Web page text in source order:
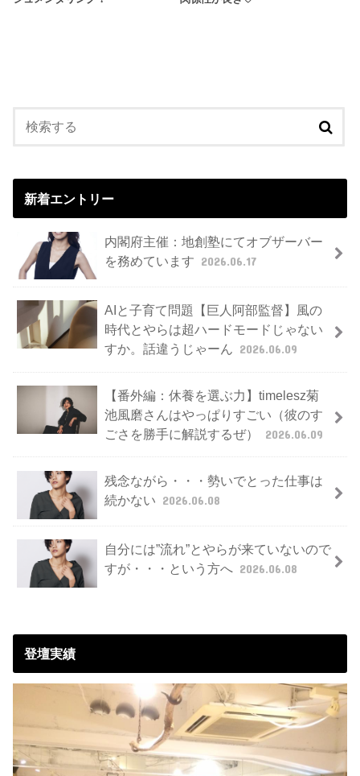
新着エントリー
内閣府主催：地創塾にてオブザーバー
を務めています 2026.06.17
AIと子育て問題【巨人阿部監督】風の
時代とやらは超ハードモードじゃない
すか。話違うじゃーん 2026.06.09
【番外編：休養を選ぶ力】timelesz菊
池風磨さんはやっぱりすごい（彼のす
ごさを勝手に解説するぜ）
2026.06.09
残念ながら・・・勢いでとった仕事は
続かない 2026.06.08
自分には”流れ”とやらが来ていないので
すが・・・という方へ 2026.06.08
登壇実績